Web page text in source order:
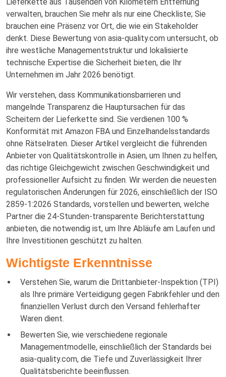
verwalten, brauchen Sie mehr als nur eine Checkliste; Sie
brauchen eine Präsenz vor Ort, die wie ein Stakeholder
denkt. Diese Bewertung von asia-quality.com untersucht, ob
ihre westliche Managementstruktur und lokalisierte
technische Expertise die Sicherheit bieten, die Ihr
Unternehmen im Jahr 2026 benötigt.
Wir verstehen, dass Kommunikationsbarrieren und
mangelnde Transparenz die Hauptursachen für das
Scheitern der Lieferkette sind. Sie verdienen 100 %
Konformität mit Amazon FBA und Einzelhandelsstandards
ohne Rätselraten. Dieser Artikel vergleicht die führenden
Anbieter von Qualitätskontrolle in Asien, um Ihnen zu helfen,
das richtige Gleichgewicht zwischen Geschwindigkeit und
professioneller Aufsicht zu finden. Wir werden die neuesten
regulatorischen Änderungen für 2026, einschließlich der ISO
2859-1:2026 Standards, vorstellen und bewerten, welche
Partner die 24-Stunden-transparente Berichterstattung
anbieten, die notwendig ist, um Ihre Abläufe am Laufen und
Ihre Investitionen geschützt zu halten.
Wichtigste Erkenntnisse
Verstehen Sie, warum die Drittanbieter-Inspektion (TPI)
als Ihre primäre Verteidigung gegen Fabrikfehler und den
finanziellen Verlust durch den Versand fehlerhafter
Waren dient.
Bewerten Sie, wie verschiedene regionale
Managementmodelle, einschließlich der Standards bei
asia-quality.com, die Tiefe und Zuverlässigkeit Ihrer
Qualitätsberichte beeinflussen.